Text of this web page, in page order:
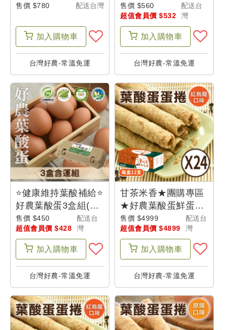
我
的
價
券
我
的
收
藏
超
值
會
訂
超
山
售價 $780 配送台灣
加入 購物車
台灣好農-常溫免運
盒)●~銀髮友善
售價 $560
超值會員價 $532
配送台
灣
加入 購物車
台灣好農-常溫免運
⭐健康維持葉酸補給⭐
好農葉酸蛋3盒組(10
顆/盒)●-產地出貨-蛋
奶素~銀髮友善 (食材
箱)
售價 $450
超值會員價 $428
配送台
灣
加入 購物車
台灣好農-常溫免運
甘茶米香★團購專區
★好農葉酸蛋鮮蛋捲
(紅烏龍)(24盒)-台東
味
售價 $4999
超值會員價 $4899
配送台
灣
加入 購物車
台灣好農-常溫免運